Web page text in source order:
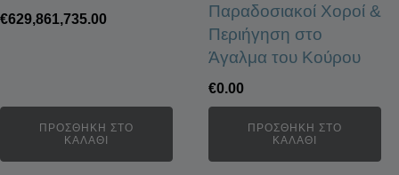
€629,861,735.00
ΠΡΟΣΘΉΚΗ ΣΤΟ
ΚΑΛΆΘΙ
Παραδοσιακοί Χοροί &
Περιήγηση στο
Άγαλμα του Κούρου
€0.00
ΠΡΟΣΘΉΚΗ ΣΤΟ
ΚΑΛΆΘΙ